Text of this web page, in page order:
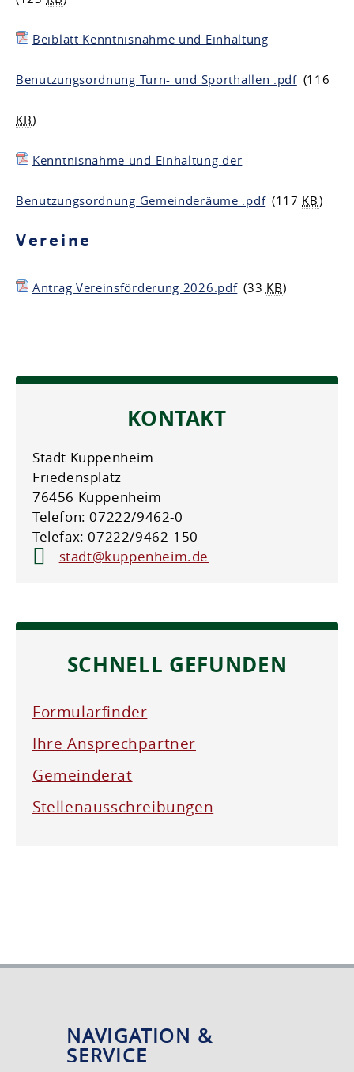
Beiblatt Kenntnisnahme und Einhaltung
Benutzungsordnung Turn- und Sporthallen .pdf (116
KB)
Kenntnisnahme und Einhaltung der
Benutzungsordnung Gemeinderäume .pdf (117 KB)
Vereine
Antrag Vereinsförderung 2026.pdf (33 KB)
KONTAKT
Stadt Kuppenheim
Friedensplatz
76456 Kuppenheim
Telefon: 07222/9462-0
Telefax: 07222/9462-150
stadt@kuppenheim.de
SCHNELL GEFUNDEN
Formularfinder
Ihre Ansprechpartner
Gemeinderat
Stellenausschreibungen
NAVIGATION &
SERVICE